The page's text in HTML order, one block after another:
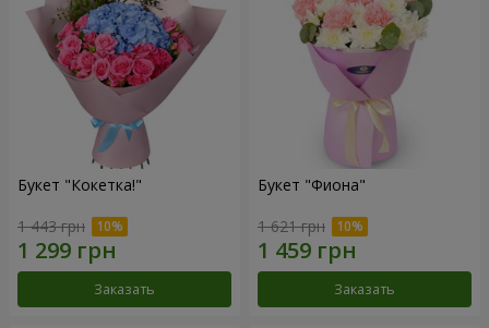
Букет "Кокетка!"
1 443 грн
Заказать
Букет "Фиона"
1 621 грн
Заказать